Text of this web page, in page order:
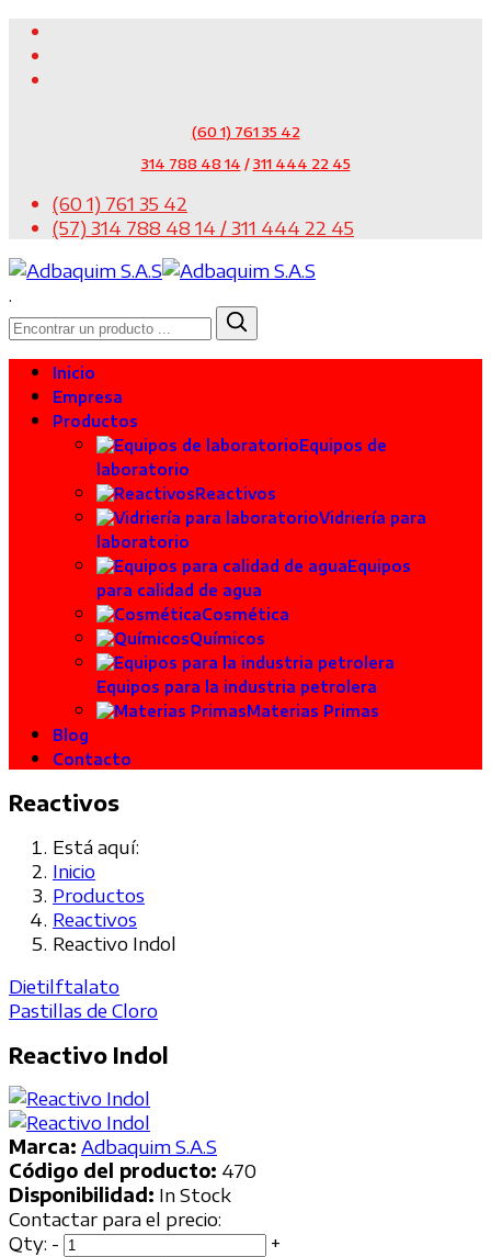
(60 1) 761 35 42
314 788 48 14 /311 444 22 45
(60 1) 761 35 42
(57) 314 788 48 14 / 311 444 22 45
.
Inicio
Empresa
Productos
Equipos de
laboratorio
Reactivos
Vidriería para
laboratorio
Equipos
para calidad de agua
Cosmética
Químicos
Equipos para la industria petrolera
Materias Primas
Blog
Contacto
Reactivos
Está aquí:
Inicio
Productos
Reactivos
Reactivo Indol
Dietilftalato
Pastillas de Cloro
Reactivo Indol
Marca: Adbaquim S.A.S
Código del producto: 470
Disponibilidad: In Stock
Contactar para el precio:
Qty: - +